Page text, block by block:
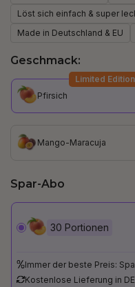
Löst sich einfach & super
Made in Deutschland & EU
Geschmack:
Limited Edition
Pfirsich
Mango-Maracuja
Spar-Abo
30 Portionen
Immer der beste Preis:
Kostenlose Lieferung in